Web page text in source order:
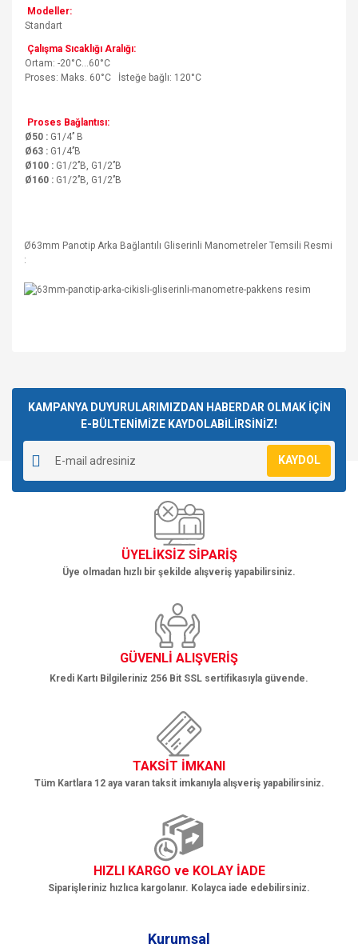
Modeller:
Standart
Çalışma Sıcaklığı Aralığı:
Ortam: -20°C…60°C
Proses: Maks. 60°C İsteğe bağlı: 120°C
Proses Bağlantısı:
Ø50 : G1/4’’ B
Ø63 : G1/4’’B
Ø100 : G1/2’’B, G1/2’’B
Ø160 : G1/2’’B, G1/2’’B
Ø63mm Panotip Arka Bağlantılı Gliserinli Manometreler Temsili Resmi
:
Yorum Yaz
kullanarak tarafımıza iletebilirsiniz.
Görüş ve önerileriniz için teşekkür ederiz.
Ürün resmi kalitesiz, bozuk veya görüntülenemiyor.
Ürün açıklamasında eksik bilgiler bulunuyor.
Ürün fiyatı diğer sitelerden daha pahalı.
Bu ürüne benzer farklı alternatifler olmalı.
Gönder
KAMPANYA DUYURULARIMIZDAN HABERDAR OLMAK İÇİN
E-BÜLTENİMİZE KAYDOLABİLİRSİNİZ!
KAYDOL
ÜYELİKSİZ SİPARİŞ
Üye olmadan hızlı bir şekilde alışveriş yapabilirsiniz.
GÜVENLİ ALIŞVERİŞ
Kredi Kartı Bilgileriniz 256 Bit SSL sertifikasıyla güvende.
TAKSİT İMKANI
Tüm Kartlara 12 aya varan taksit imkanıyla alışveriş yapabilirsiniz.
HIZLI KARGO ve KOLAY İADE
Siparişleriniz hızlıca kargolanır. Kolayca iade edebilirsiniz.
Kurumsal